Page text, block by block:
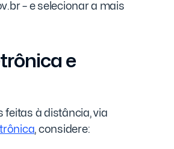
– e selecionar a mais
e
feitas à distância, via
, considere: